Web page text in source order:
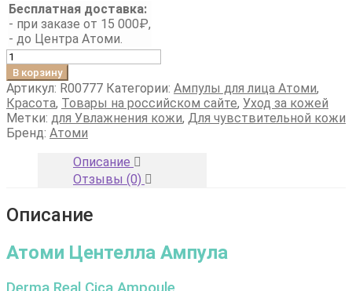
Бесплатная доставка:
- при заказе от 15 000₽,
- до Центра Атоми.
Количество
товара
Атоми
Центелла
Ампула
В корзину
Артикул: R00777 Категории: Ампулы для лица Атоми,
Красота, Товары на российском сайте, Уход за кожей
Метки: для Увлажнения кожи, Для чувствительной кожи
Бренд: Атоми
Описание
Отзывы (0)
Описание
Атоми Центелла Ампула
Derma Real Cica Ampoule